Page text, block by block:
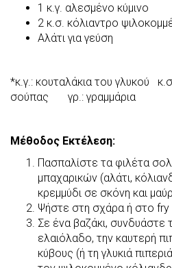
1 κ.γ. αλεσμένο κύμινο
2 κ.σ. κόλιαντρο
Αλάτι για γεύση
*κ.γ.: κουταλάκια του γλυκού
σούπας γρ.: γραμμάρια
Μέθοδος Εκτέλεση:
Πασπαλίστε τα φιλέτα
μπαχαρικών (αλάτι,
κρεμμύδι σε σκόνη και
Ψήστε στη σχάρα ή στο
Σε ένα βαζάκι, συνδυάστε
ελαιόλαδο, την καυτερή
κύβους (ή τη γλυκιά